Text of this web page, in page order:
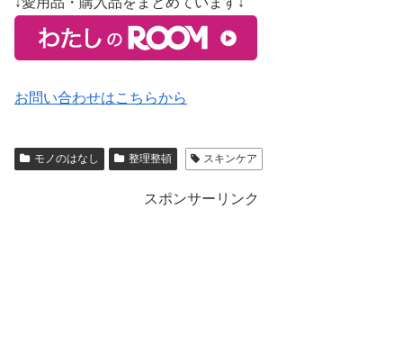
お問い合わせはこちらから
モノのはなし 整理整頓 スキンケア
スポンサーリンク